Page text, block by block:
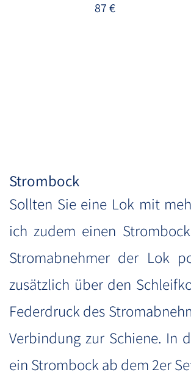
87 €
Strombock
Sollten Sie eine Lok mit
ich zudem einen
Stromabnehmer der Lok
zusätzlich über den
Federdruck des
Verbindung zur Schiene. In
ein Strombock ab dem 2er